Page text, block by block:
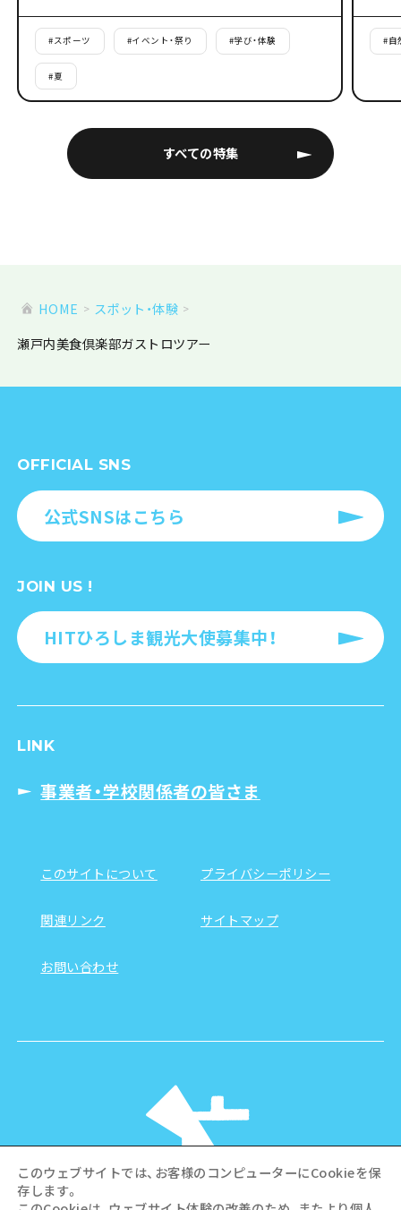
すべての特集
#スポーツ #イベント・祭り #学び・体験
#夏
#自
HOME
スポット・体験
瀬戸内美食倶楽部ガストロツアー
OFFICIAL SNS
公式SNSはこちら
JOIN US !
HITひろしま観光大使募集中！
LINK
事業者・学校関係者の皆さま
このサイトについて プライバシーポリシー
関連リンク サイトマップ
お問い合わせ
このウェブサイトでは、お客様のコンピューターにCookieを保
存します。